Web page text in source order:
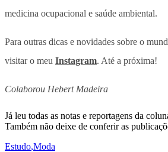
medicina ocupacional e saúde ambiental.
Para outras dicas e novidades sobre o
visitar o meu Instagram. Até a próxima!
Colaborou Hebert Madeira
Já leu todas as notas e reportagens da
Também não deixe de conferir as
Estudo,Moda